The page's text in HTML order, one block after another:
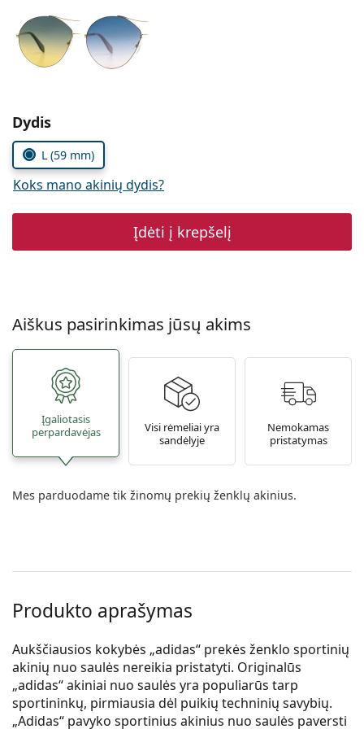
Prada
Pasirinkite parametrus
Dydis
L (59 mm)
Koks mano akinių dydis?
Įdėti į krepšelį
Aiškus pasirinkimas jūsų akims
Įgaliotasis
perpardavėjas
Visi rėmeliai yra
sandėlyje
Nemokamas
pristatymas
Mes parduodame tik žinomų prekių ženklų akinius.
Produkto aprašymas
Aukščiausios kokybės „adidas“ prekės ženklo sportinių
akinių nuo saulės nereikia pristatyti. Originalūs
„adidas“ akiniai nuo saulės yra populiarūs tarp
sportininkų, pirmiausia dėl puikių techninių savybių.
„Adidas“ pavyko sportinius akinius nuo saulės paversti